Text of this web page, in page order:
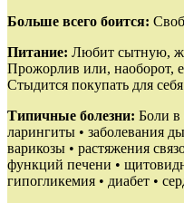
Больше всего боится:
Питание: Любит сытную,
Прожорлив или, наоборот,
Стыдится покупать для
Типичные болезни: Боли в
ларингиты • заболевания
варикозы • растяжения
функций печени •
гипогликемия • диабет •